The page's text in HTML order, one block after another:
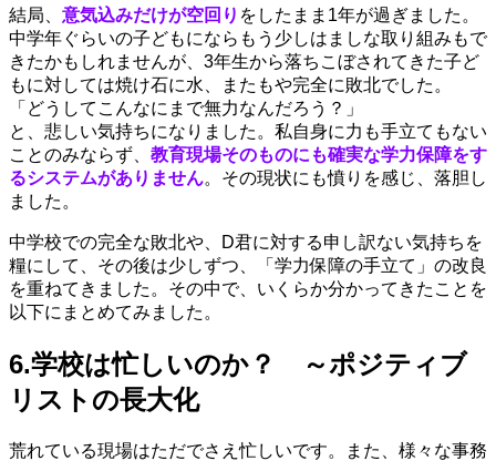
結局、 意気込みだけが空回り をしたまま1年が過ぎました。
中学年ぐらいの子どもにならもう少しはましな取り組みもで
きたかもしれませんが、3年生から落ちこぼされてきた子ど
もに対しては焼け石に水、またもや完全に敗北でした。
「どうしてこんなにまで無力なんだろう？」
と、悲しい気持ちになりました。私自身に力も手立てもない
ことのみならず、 教育現場そのものにも確実な学力保障をす
るシステムがありません。その現状にも憤りを感じ、落胆し
ました。
中学校での完全な敗北や、D君に対する申し訳ない気持ちを
糧にして、その後は少しずつ、「学力保障の手立て」の改良
を重ねてきました。その中で、いくらか分かってきたことを
以下にまとめてみました。
6.学校は忙しいのか？ ～ポジティブ
リストの長大化
荒れている現場はただでさえ忙しいです。また、様々な事務